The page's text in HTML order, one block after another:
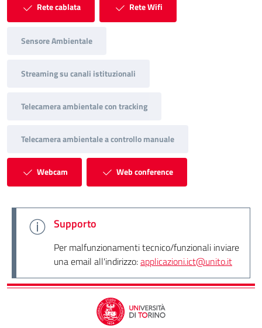
Rete cablata Rete Wifi
Sensore Ambientale
Streaming su canali istituzionali
Telecamera ambientale con tracking
Telecamera ambientale a controllo manuale
Webcam Web conference
Supporto
Per malfunzionamenti tecnico/funzionali inviare
una email all'indirizzo:applicazioni.ict@unito.it